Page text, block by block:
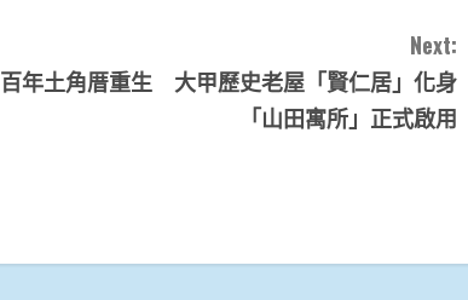
Next:
百年土角厝重生 大甲歷史老屋「賢仁居」化身
「山田寓所」正式啟用